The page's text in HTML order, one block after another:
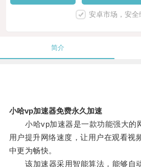
安卓市场，安全
简介
小哈vp加速器免费永久加速
小哈vp加速器是一款功能强大的
用户提升网络速度，让用户在观看视
中更为畅快。
该加速器采用智能算法，能够自